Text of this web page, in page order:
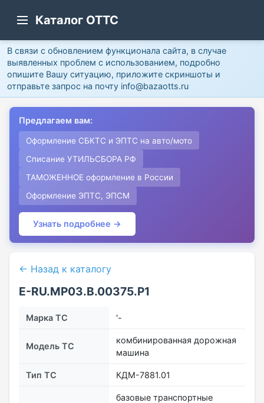
Каталог ОТТС
В связи с обновлением функционала сайта, в случае
выявленных проблем с использованием, подробно
опишите Вашу ситуацию, приложите скриншоты и
отправьте запрос на почту info@bazaotts.ru
Предлагаем вам:
Оформление СБКТС и ЭПТС на авто/мото
Списание УТИЛЬСБОРА РФ
ТАМОЖЕННОЕ оформление в России
Оформление ЭПТС, ЭПСМ
Узнать подробнее →
← Назад к каталогу
E-RU.МР03.B.00375.Р1
Марка ТС '-
Модель ТС
комбинированная дорожная
машина
Тип ТС КДМ-7881.01
базовые транспортные